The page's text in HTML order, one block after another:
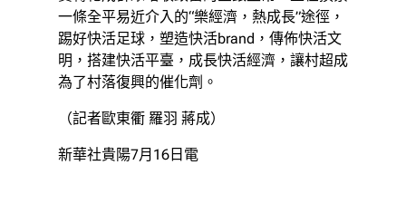
一條全平易近介入的“樂經濟，熱成長”途徑，
踢好快活足球，塑造快活brand，傳佈快活文
明，搭建快活平臺，成長快活經濟，讓村超成
為了村落復興的催化劑。
（記者歐東衢 羅羽 蔣成）
新華社貴陽7月16日電